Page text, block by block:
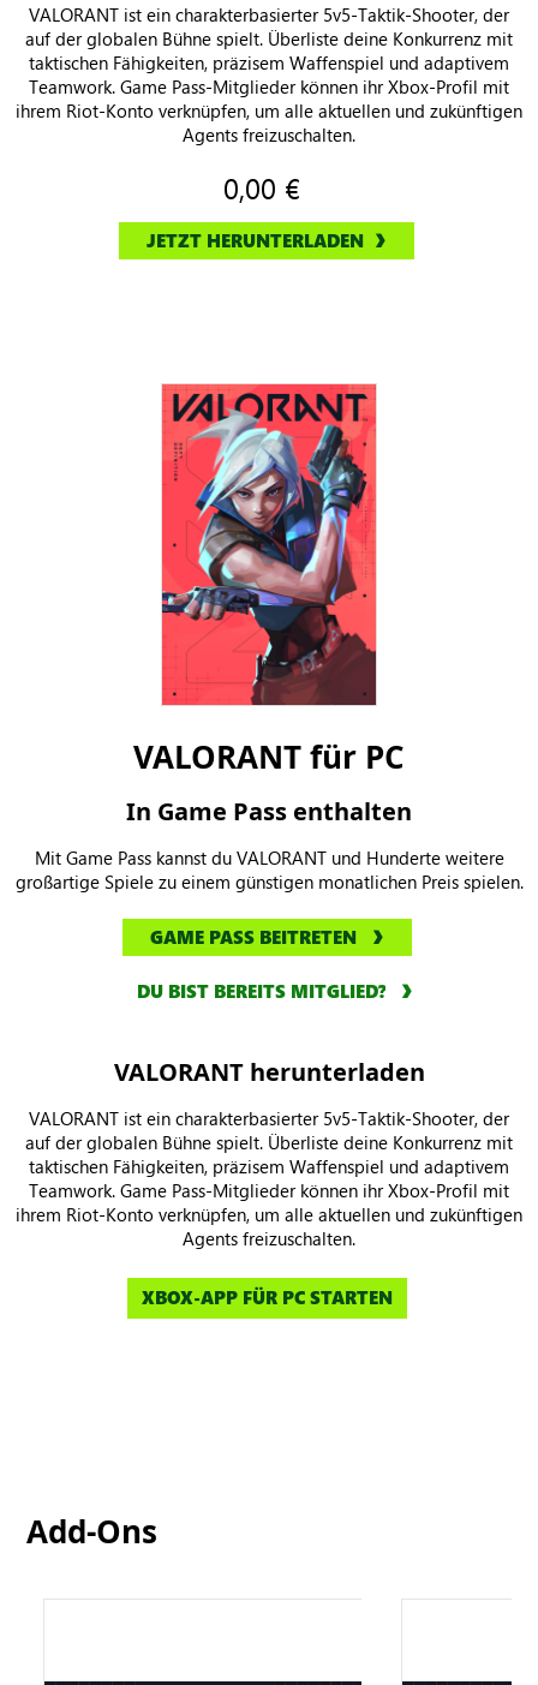
VALORANT ist ein charakterbasierter 5v5-Taktik-Shooter, der
auf der globalen Bühne spielt. Überliste deine Konkurrenz mit
taktischen Fähigkeiten, präzisem Waffenspiel und adaptivem
Teamwork. Game Pass-Mitglieder können ihr Xbox-Profil mit
ihrem Riot-Konto verknüpfen, um alle aktuellen und zukünftigen
Agents freizuschalten.
0,00 €
JETZT HERUNTERLADEN
VALORANT für PC
In Game Pass enthalten
Mit Game Pass kannst du VALORANT und Hunderte weitere
großartige Spiele zu einem günstigen monatlichen Preis spielen.
GAME PASS BEITRETEN
DU BIST BEREITS MITGLIED?
VALORANT herunterladen
VALORANT ist ein charakterbasierter 5v5-Taktik-Shooter, der
auf der globalen Bühne spielt. Überliste deine Konkurrenz mit
taktischen Fähigkeiten, präzisem Waffenspiel und adaptivem
Teamwork. Game Pass-Mitglieder können ihr Xbox-Profil mit
ihrem Riot-Konto verknüpfen, um alle aktuellen und zukünftigen
Agents freizuschalten.
XBOX-APP FÜR PC STARTEN
Add-Ons